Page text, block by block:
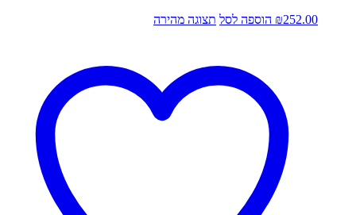
₪252.00 הוספה לסל תצוגה מהירה